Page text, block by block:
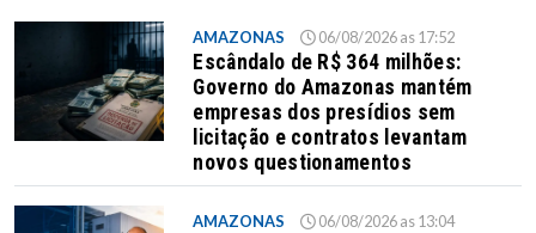
AMAZONAS 06/08/2026 as 17:52
Escândalo de R$ 364 milhões:
Governo do Amazonas mantém
empresas dos presídios sem
licitação e contratos levantam
novos questionamentos
AMAZONAS 06/08/2026 as 13:04